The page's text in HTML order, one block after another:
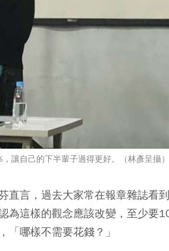
讓自己的下半輩子過得更好。（林彥呈攝）
直言，過去大家常在報章雜誌看
為這樣的觀念應該改變，至少要
「哪樣不需要花錢？」